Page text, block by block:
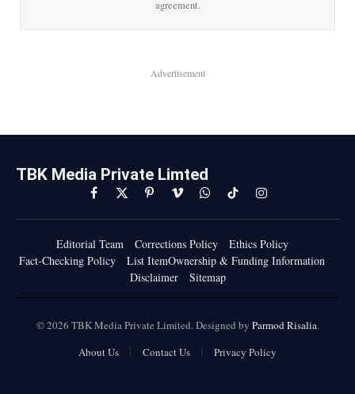
agreement.
Advertisement
TBK Media Private Limted
Facebook
X
(Twitter)
PinterestVimeoWhatsAppTikTokInstagram
Editorial Team Corrections Policy
Ethics Policy
Fact-Checking Policy
List ItemOwnership & Funding Information
Disclaimer
Sitemap
© 2026 TBK Media Private Limited. Designed by Parmod Risalia.
About Us
Contact Us Privacy Policy